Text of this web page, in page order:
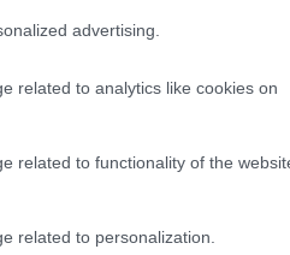
advertising.
related to analytics like cookies on
related to functionality of the
related to personalization.